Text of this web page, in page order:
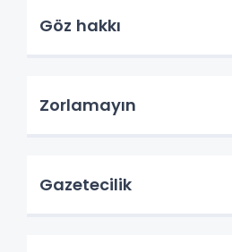
Göz hakkı
Zorlamayın
Gazetecilik